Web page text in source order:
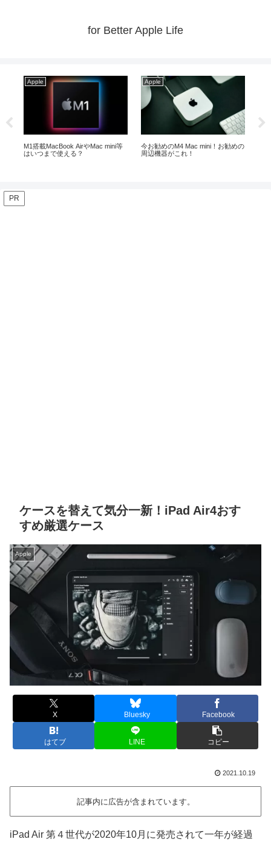
for Better Apple Life
Apple
M1搭載MacBook AirやMac mini等
はいつまで使える？
Apple
今お勧めのM4 Mac mini！お勧めの
周辺機器がこれ！
PR
ケースを替えて気分一新！iPad Air4おす
すめ厳選ケース
Apple
X Bluesky Facebook
はてブ LINE コピー
2021.10.19
記事内に広告が含まれています。
iPad Air 第４世代が2020年10月に発売されて一年が経過